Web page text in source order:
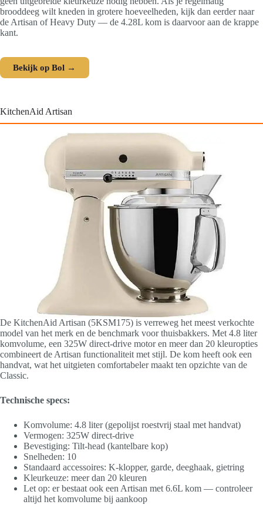
brooddeeg wilt kneden in grotere hoeveelheden, kijk dan eerder naar
de Artisan of Heavy Duty — de 4.28L kom is daarvoor aan de krappe
kant.
Bekijk op Bol →
KitchenAid Artisan
De KitchenAid Artisan (5KSM175) is verreweg het meest verkochte
model van het merk en de benchmark voor thuisbakkers. Met 4.8 liter
komvolume, een 325W direct-drive motor en meer dan 20 kleuropties
combineert de Artisan functionaliteit met stijl. De kom heeft ook een
handvat, wat het uitgieten comfortabeler maakt ten opzichte van de
Classic.
Technische specs:
Komvolume: 4.8 liter (gepolijst roestvrij staal met handvat)
Vermogen: 325W direct-drive
Bevestiging: Tilt-head (kantelbare kop)
Snelheden: 10
Standaard accessoires: K-klopper, garde, deeghaak, gietring
Kleurkeuze: meer dan 20 kleuren
Let op: er bestaat ook een Artisan met 6.6L kom — controleer
altijd het komvolume bij aankoop